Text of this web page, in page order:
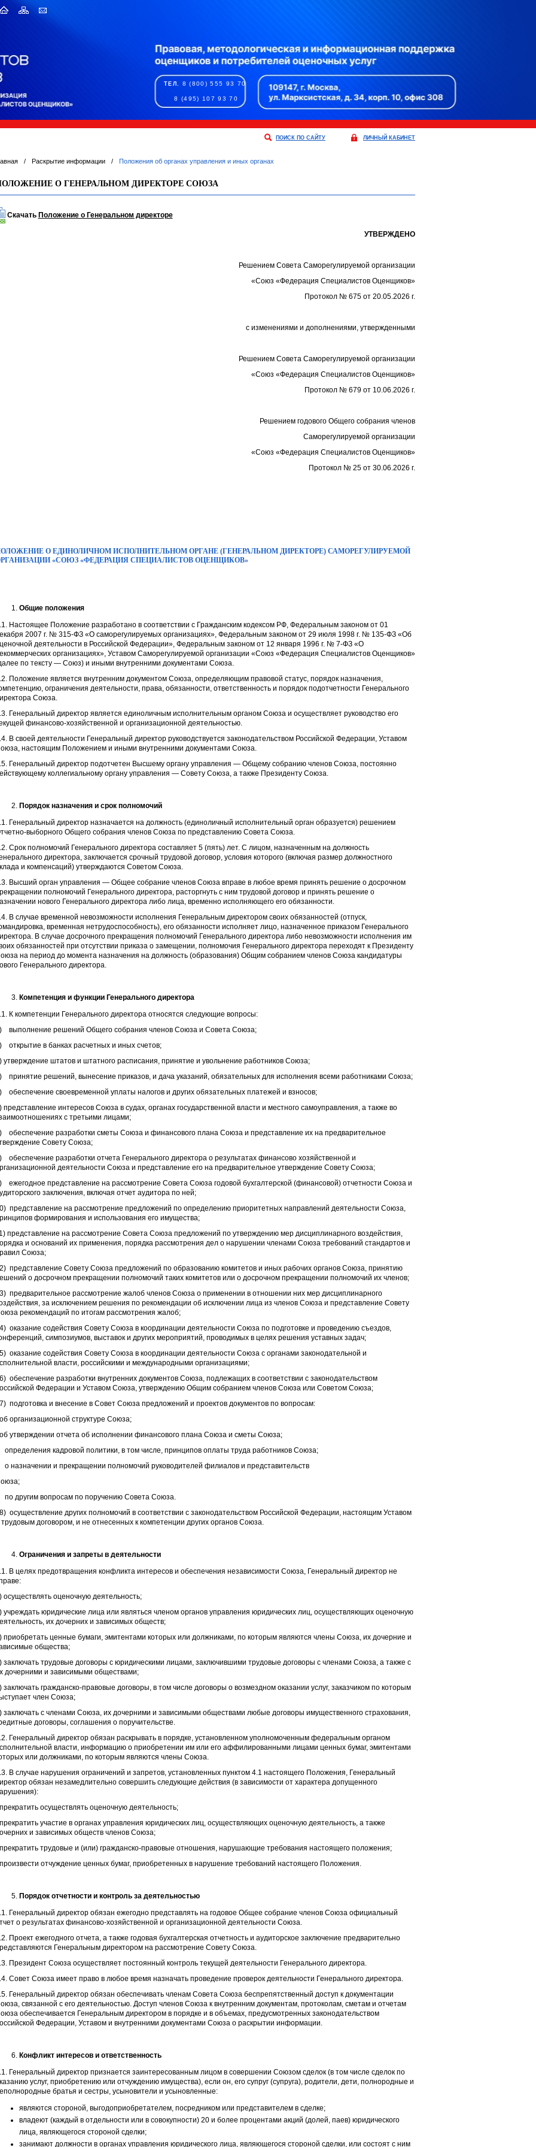
ТЕЛ. 8 (800) 555 93 70
8 (495) 107 93 70
ПОИСК ПО САЙТУ ЛИЧНЫЙ КАБИНЕТ
/ Раскрытие информации / Положения об органах управления и иных органах
О ГЕНЕРАЛЬНОМ ДИРЕКТОРЕ СОЮЗА
Скачать Положение о Генеральном директоре
УТВЕРЖДЕНО
Решением Совета Саморегулируемой организации
«Союз «Федерация Специалистов Оценщиков»
Протокол № 675 от 20.05.2026 г.
с изменениями и дополнениями, утвержденными
Решением Совета Саморегулируемой организации
«Союз «Федерация Специалистов Оценщиков»
Протокол № 679 от 10.06.2026 г.
Решением годового Общего собрания членов
Саморегулируемой организации
«Союз «Федерация Специалистов Оценщиков»
Протокол № 25 от 30.06.2026 г.
О ЕДИНОЛИЧНОМ ИСПОЛНИТЕЛЬНОМ ОРГАНЕ (ГЕНЕРАЛЬНОМ ДИРЕКТОРЕ) САМОРЕГУЛИРУЕМОЙ
«СОЮЗ «ФЕДЕРАЦИЯ СПЕЦИАЛИСТОВ ОЦЕНЩИКОВ»
Общие положения
Настоящее Положение разработано в соответствии с Гражданским кодексом РФ, Федеральным законом от 01
2007 г. № 315-ФЗ «О саморегулируемых организациях», Федеральным законом от 29 июля 1998 г. № 135-ФЗ «Об
деятельности в Российской Федерации», Федеральным законом от 12 января 1996 г. № 7-ФЗ «О
организациях», Уставом Саморегулируемой организации «Союз «Федерация Специалистов Оценщиков»
по тексту — Союз) и иными внутренними документами Союза.
Положение является внутренним документом Союза, определяющим правовой статус, порядок назначения,
ограничения деятельности, права, обязанности, ответственность и порядок подотчетности Генерального
Союза.
Генеральный директор является единоличным исполнительным органом Союза и осуществляет руководство его
финансово-хозяйственной и организационной деятельностью.
В своей деятельности Генеральный директор руководствуется законодательством Российской Федерации, Уставом
настоящим Положением и иными внутренними документами Союза.
Генеральный директор подотчетен Высшему органу управления — Общему собранию членов Союза, постоянно
коллегиальному органу управления — Совету Союза, а также Президенту Союза.
Порядок назначения и срок полномочий
Генеральный директор назначается на должность (единоличный исполнительный орган образуется) решением
выборного Общего собрания членов Союза по представлению Совета Союза.
Срок полномочий Генерального директора составляет 5 (пять) лет. С лицом, назначенным на должность
директора, заключается срочный трудовой договор, условия которого (включая размер должностного
и компенсаций) утверждаются Советом Союза.
Высший орган управления — Общее собрание членов Союза вправе в любое время принять решение о досрочном
полномочий Генерального директора, расторгнуть с ним трудовой договор и принять решение о
нового Генерального директора либо лица, временно исполняющего его обязанности.
В случае временной невозможности исполнения Генеральным директором своих обязанностей (отпуск,
временная нетрудоспособность), его обязанности исполняет лицо, назначенное приказом Генерального
В случае досрочного прекращения полномочий Генерального директора либо невозможности исполнения им
обязанностей при отсутствии приказа о замещении, полномочия Генерального директора переходят к Президенту
на период до момента назначения на должность (образования) Общим собранием членов Союза кандидатуры
Генерального директора.
Компетенция и функции Генерального директора
К компетенции Генерального директора относятся следующие вопросы:
выполнение решений Общего собрания членов Союза и Совета Союза;
открытие в банках расчетных и иных счетов;
утверждение штатов и штатного расписания, принятие и увольнение работников Союза;
принятие решений, вынесение приказов, и дача указаний, обязательных для исполнения всеми работниками Союза;
обеспечение своевременной уплаты налогов и других обязательных платежей и взносов;
представление интересов Союза в судах, органах государственной власти и местного самоуправления, а также во
с третьими лицами;
обеспечение разработки сметы Союза и финансового плана Союза и представление их на предварительное
Совету Союза;
обеспечение разработки отчета Генерального директора о результатах финансово хозяйственной и
деятельности Союза и представление его на предварительное утверждение Совету Союза;
ежегодное представление на рассмотрение Совета Союза годовой бухгалтерской (финансовой) отчетности Союза и
заключения, включая отчет аудитора по ней;
представление на рассмотрение предложений по определению приоритетных направлений деятельности Союза,
формирования и использования его имущества;
представление на рассмотрение Совета Союза предложений по утверждению мер дисциплинарного воздействия,
и оснований их применения, порядка рассмотрения дел о нарушении членами Союза требований стандартов и
Союза;
представление Совету Союза предложений по образованию комитетов и иных рабочих органов Союза, принятию
о досрочном прекращении полномочий таких комитетов или о досрочном прекращении полномочий их членов;
предварительное рассмотрение жалоб членов Союза о применении в отношении них мер дисциплинарного
за исключением решения по рекомендации об исключении лица из членов Союза и представление Совету
рекомендаций по итогам рассмотрения жалоб;
оказание содействия Совету Союза в координации деятельности Союза по подготовке и проведению съездов,
симпозиумов, выставок и других мероприятий, проводимых в целях решения уставных задач;
оказание содействия Совету Союза в координации деятельности Союза с органами законодательной и
власти, российскими и международными организациями;
обеспечение разработки внутренних документов Союза, подлежащих в соответствии с законодательством
Федерации и Уставом Союза, утверждению Общим собранием членов Союза или Советом Союза;
подготовка и внесение в Совет Союза предложений и проектов документов по вопросам:
организационной структуре Союза;
утверждении отчета об исполнении финансового плана Союза и сметы Союза;
кадровой политики, в том числе, принципов оплаты труда работников Союза;
назначении и прекращении полномочий руководителей филиалов и представительств
другим вопросам по поручению Совета Союза.
осуществление других полномочий в соответствии с законодательством Российской Федерации, настоящим Уставом
договором, и не отнесенных к компетенции других органов Союза.
Ограничения и запреты в деятельности
В целях предотвращения конфликта интересов и обеспечения независимости Союза, Генеральный директор не
осуществлять оценочную деятельность;
учреждать юридические лица или являться членом органов управления юридических лиц, осуществляющих оценочную
их дочерних и зависимых обществ;
приобретать ценные бумаги, эмитентами которых или должниками, по которым являются члены Союза, их дочерние и
общества;
заключать трудовые договоры с юридическими лицами, заключившими трудовые договоры с членами Союза, а также с
дочерними и зависимыми обществами;
заключать гражданско-правовые договоры, в том числе договоры о возмездном оказании услуг, заказчиком по которым
член Союза;
заключать с членами Союза, их дочерними и зависимыми обществами любые договоры имущественного страхования,
договоры, соглашения о поручительстве.
Генеральный директор обязан раскрывать в порядке, установленном уполномоченным федеральным органом
власти, информацию о приобретении им или его аффилированными лицами ценных бумаг, эмитентами
или должниками, по которым являются члены Союза.
В случае нарушения ограничений и запретов, установленных пунктом 4.1 настоящего Положения, Генеральный
обязан незамедлительно совершить следующие действия (в зависимости от характера допущенного
осуществлять оценочную деятельность;
участие в органах управления юридических лиц, осуществляющих оценочную деятельность, а также
и зависимых обществ членов Союза;
трудовые и (или) гражданско-правовые отношения, нарушающие требования настоящего положения;
отчуждение ценных бумаг, приобретенных в нарушение требований настоящего Положения.
Порядок отчетности и контроль за деятельностью
Генеральный директор обязан ежегодно представлять на годовое Общее собрание членов Союза официальный
о результатах финансово-хозяйственной и организационной деятельности Союза.
Проект ежегодного отчета, а также годовая бухгалтерская отчетность и аудиторское заключение предварительно
Генеральным директором на рассмотрение Совету Союза.
Президент Союза осуществляет постоянный контроль текущей деятельности Генерального директора.
Совет Союза имеет право в любое время назначать проведение проверок деятельности Генерального директора.
Генеральный директор обязан обеспечивать членам Совета Союза беспрепятственный доступ к документации
связанной с его деятельностью. Доступ членов Союза к внутренним документам, протоколам, сметам и отчетам
обеспечивается Генеральным директором в порядке и в объемах, предусмотренных законодательством
Федерации, Уставом и внутренними документами Союза о раскрытии информации.
Конфликт интересов и ответственность
Генеральный директор признается заинтересованным лицом в совершении Союзом сделок (в том числе сделок по
услуг, приобретению или отчуждению имущества), если он, его супруг (супруга), родители, дети, полнородные и
братья и сестры, усыновители и усыновленные:
являются стороной, выгодоприобретателем, посредником или представителем в сделке;
владеют (каждый в отдельности или в совокупности) 20 и более процентами акций (долей, паев) юридического
лица, являющегося стороной сделки;
занимают должности в органах управления юридического лица, являющегося стороной сделки, или состоят с ним